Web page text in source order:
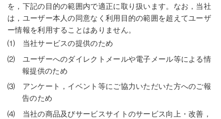
を，下記の目的の範囲内で適正に取り扱います。なお，当社
は，ユーザー本人の同意なく利用目的の範囲を超えてユーザ
ー情報を利用することはありません。
⑴ 当社サービスの提供のため
⑵ ユーザーへのダイレクトメールや電子メール等による情
報提供のため
⑶ アンケート，イベント等にご協力いただいた方へのご報
告のため
⑷ 当社の商品及びサービスサイトのサービス向上・改善，